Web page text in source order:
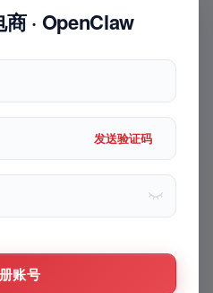
FEATURE MATRIX · v1 模块路
视频已上线，AI 全
· OpenClaw
发送验证码
账号